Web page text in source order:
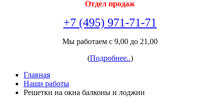
Отдел продаж
+7 (495) 971-71-71
Мы работаем с 9,00 до 21,00
(Подробнее..)
Главная
Наши работы
Решетки на окна балконы и лоджии